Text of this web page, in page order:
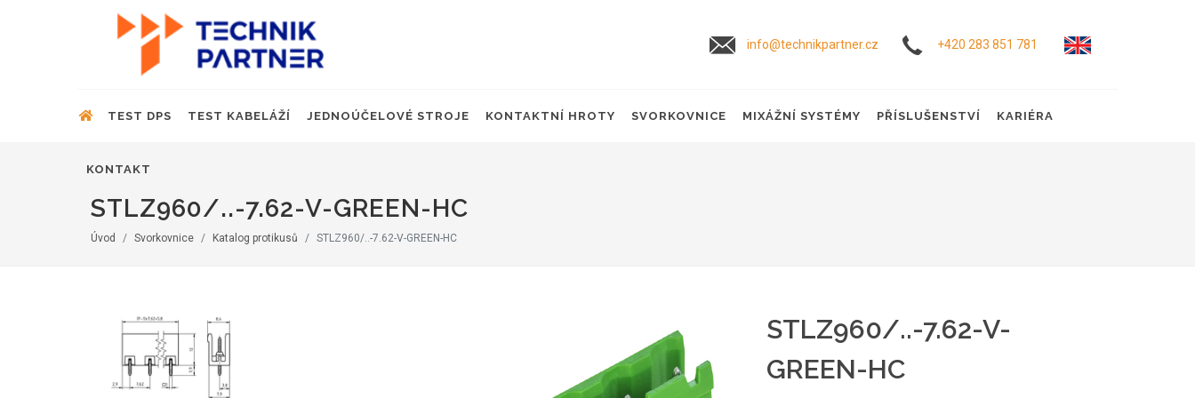
info@technikpartner.cz +420 283 851 781
TEST DPS TEST KABELÁŽÍ JEDNOÚČELOVÉ STROJE KONTAKTNÍ HROTY SVORKOVNICE MIXÁŽNÍ SYSTÉMY PŘÍSLUŠENSTVÍ KARIÉRA
KONTAKT
STLZ960/..-7.62-V-GREEN-HC
Úvod Svorkovnice Katalog protikusů STLZ960/..-7.62-V-GREEN-HC
STLZ960/..-7.62-V-
GREEN-HC